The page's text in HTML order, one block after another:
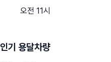
오전 11시
인기 용달차량